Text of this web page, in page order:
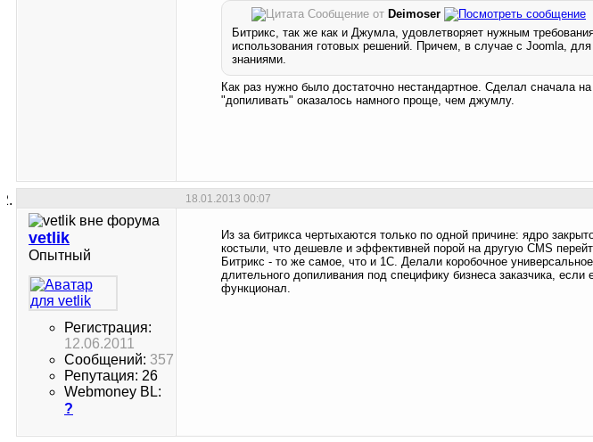
Сообщение от Deimoser
Битрикс, так же как и Джумла, удовлетворяет нужным
использования готовых решений. Причем, в случае с Joomla,
знаниями.
Как раз нужно было достаточно нестандартное. Сделал сначала
"допиливать" оказалось намного проще, чем джумлу.
18.01.2013 00:07
vetlik
Опытный
Регистрация:
12.06.2011
Сообщений: 357
Репутация: 26
Webmoney BL:
?
Из за битрикса чертыхаются только по одной причине: ядро
костыли, что дешевле и эффективней порой на другую CMS
Битрикс - то же самое, что и 1С. Делали коробочное
длительного допиливания под специфику бизнеса заказчика,
функционал.